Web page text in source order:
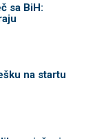
sa BiH:
na startu